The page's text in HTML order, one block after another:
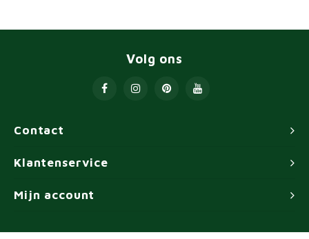
Contact
Volg ons
Klantenservice
Mijn account